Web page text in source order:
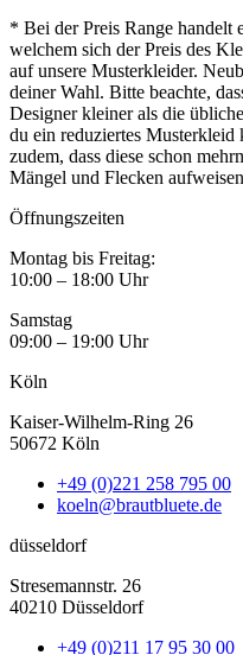
* Bei der Preis Range handelt
welchem sich der Preis des
auf unsere Musterkleider.
deiner Wahl. Bitte beachte,
Designer kleiner als die
du ein reduziertes Musterkleid
zudem, dass diese schon
Mängel und Flecken
Öffnungszeiten
Montag bis Freitag:
10:00 – 18:00 Uhr
Samstag
09:00 – 19:00 Uhr
Köln
Kaiser-Wilhelm-Ring 26
50672 Köln
+49 (0)221 258 795 00
koeln@brautbluete.de
düsseldorf
Stresemannstr. 26
40210 Düsseldorf
+49 (0)211 17 95 30 00